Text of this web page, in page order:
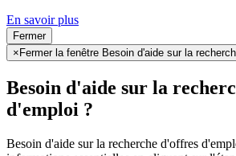
En savoir plus
Fermer
× Fermer la fenêtre Besoin d'aide sur la
Besoin d'aide sur la
d'emploi ?
Besoin d'aide sur la recherche d'offres